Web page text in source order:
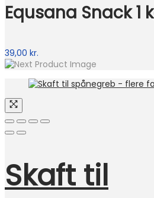
Equsana Snack 1
39,00 kr.
Skaft til